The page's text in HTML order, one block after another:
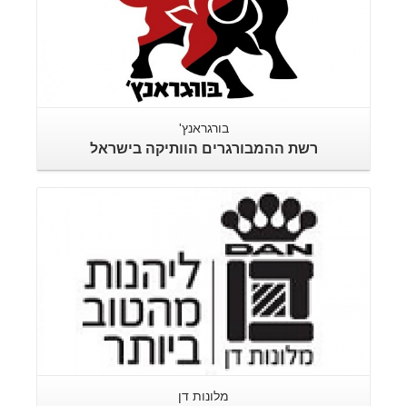
בורגראנץ'
רשת ההמבורגרים הוותיקה בישראל
מלונות דן